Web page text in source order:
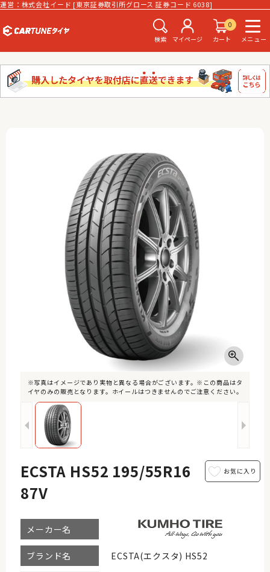
運営：株式会社イード [東京証券取引所グロース 証券コード 6038]
検索 マイページ
0
カート
メニュー
※写真はイメージであり実物と異なる場合がございます。※この商品はタ
イヤのみの販売となります。ホイールはつきませんのでご注意ください。
ECSTA HS52 195/55R16
87V
メーカー名
ブランド名 ECSTA(エクスタ) HS52